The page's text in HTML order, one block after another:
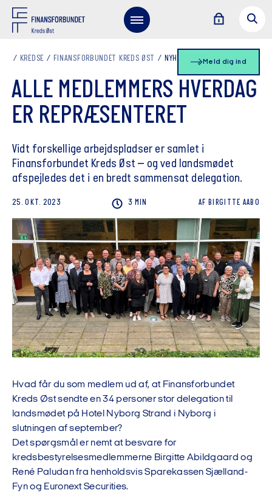
Meld dig ind
KREDSE FINANSFORBUNDET KREDS ØST NYHEDSLISTE
ALLE MEDLEMMERS HVERDAG
ER REPRÆSENTERET
Vidt forskellige arbejdspladser er samlet i
Finansforbundet Kreds Øst – og ved landsmødet
afspejledes det i en bredt sammensat delegation.
25. OKT. 2023 3 MIN AF BIRGITTE AABO
Hvad får du som medlem ud af, at Finansforbundet
Kreds Øst sendte en 34 personer stor delegation til
landsmødet på Hotel Nyborg Strand i Nyborg i
slutningen af september?
Det spørgsmål er nemt at besvare for
kredsbestyrelsesmedlemmerne Birgitte Abildgaard og
René Paludan fra henholdsvis Sparekassen Sjælland-
Fyn og Euronext Securities.